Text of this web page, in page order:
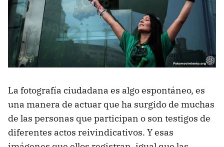
La fotografía ciudadana es algo espontáneo, es
una manera de actuar que ha surgido de muchas
de las personas que participan o son testigos de
diferentes actos reivindicativos. Y esas